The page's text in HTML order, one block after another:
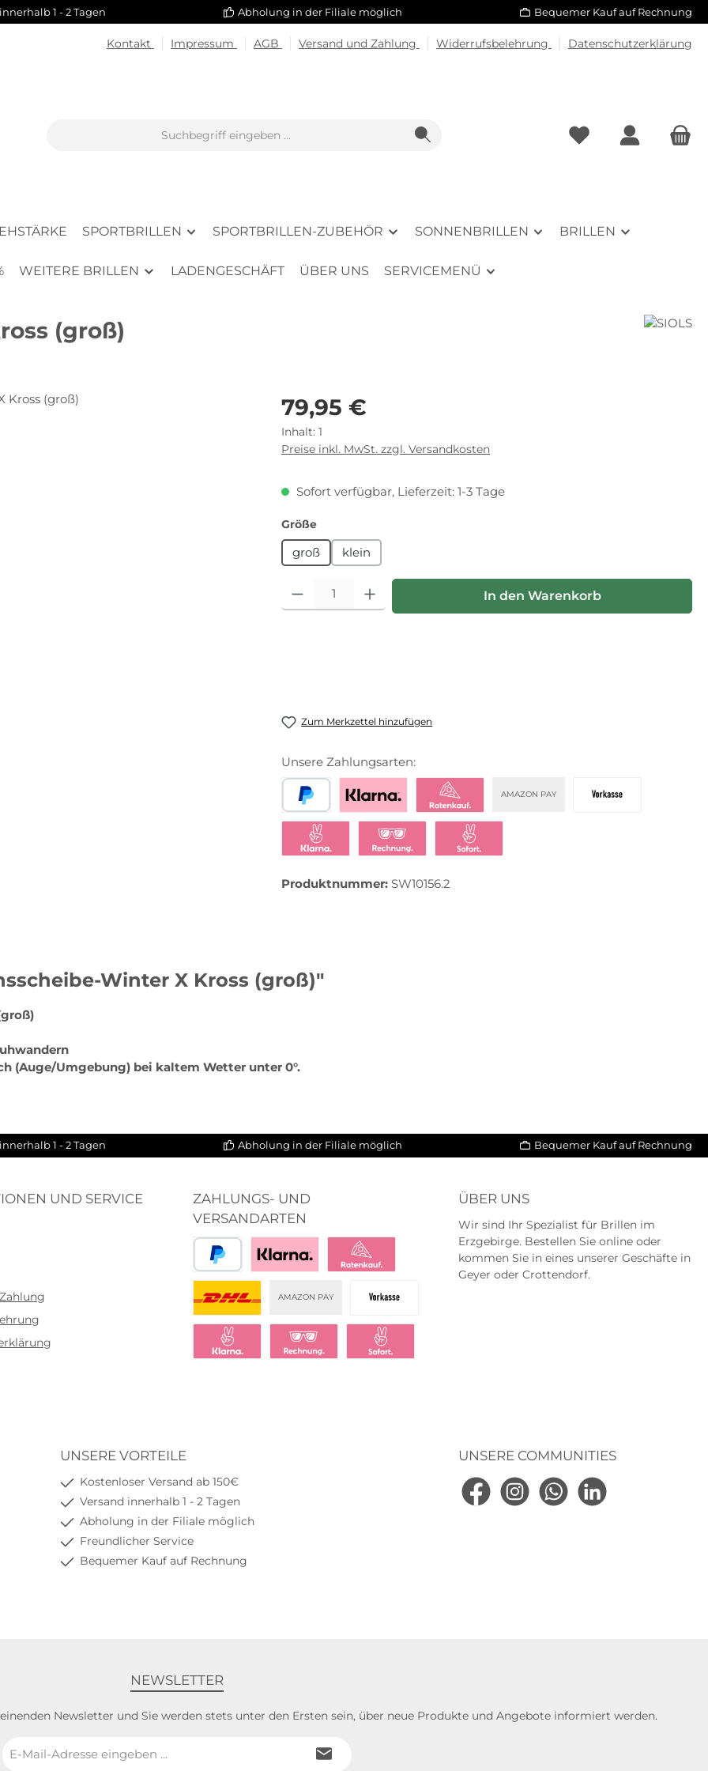
1 - 2 Tagen Abholung in der Filiale möglich Bequemer Kauf auf Rechnung
Kontakt Impressum AGB Versand und Zahlung Widerrufsbelehrung Datenschutzerklärung
SPORTBRILLEN SPORTBRILLEN-ZUBEHÖR SONNENBRILLEN BRILLEN
WEITERE BRILLEN LADENGESCHÄFT ÜBER UNS SERVICEMENÜ
(groß)
Regulärer Preis:
79,95 €
Inhalt: 1
Preise inkl. MwSt. zzgl. Versandkosten
Sofort verfügbar, Lieferzeit: 1-3 Tage
Größeauswählen
groß klein
Produkt Anzahl: Gib den gewünschten Wert ein oder benutze die
In den Warenkorb
Zum Merkzettel hinzufügen
Unsere Zahlungsarten:
AMAZON PAY
PayPal Bezahlen mit KlarnaKlarna Ratenkauf
Produktnummer: SW10156.2
Winter X Kross (groß)"
(Auge/Umgebung) bei kaltem Wetter unter 0°.
1 - 2 Tagen Abholung in der Filiale möglich Bequemer Kauf auf Rechnung
UND SERVICE
ZAHLUNGS- UND
VERSANDARTEN
AMAZON PAY
PayPal
Vorkasse
Bezahlen mit Klarna
DHL
ÜBER UNS
Wir sind Ihr Spezialist für Brillen im
Erzgebirge. Bestellen Sie online oder
kommen Sie in eines unserer Geschäfte in
Geyer oder Crottendorf.
UNSERE VORTEILE
Kostenloser Versand ab 150€
Versand innerhalb 1 - 2 Tagen
Abholung in der Filiale möglich
Freundlicher Service
Bequemer Kauf auf Rechnung
UNSERE COMMUNITIES
FacebookInstagramWhatsAppLinkedIn
NEWSLETTER
Newsletter und Sie werden stets unter den Ersten sein, über neue Produkte und Angebote informiert werden.
Mail-